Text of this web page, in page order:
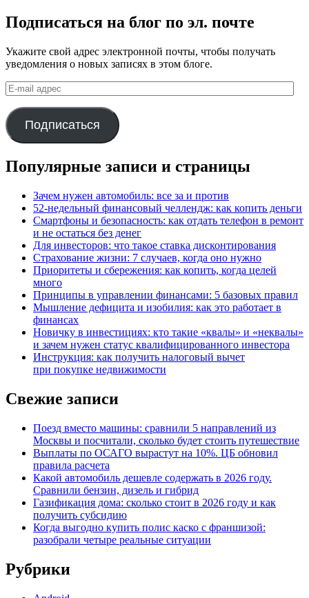
Подписаться на блог по эл. почте
Укажите свой адрес электронной почты, чтобы получать
уведомления о новых записях в этом блоге.
E-
mail
адрес
Подписаться
Популярные записи и страницы
Зачем нужен автомобиль: все за и против
52-недельный финансовый челлендж: как копить деньги
Смартфоны и безопасность: как отдать телефон в ремонт
и не остаться без денег
Для инвесторов: что такое ставка дисконтирования
Страхование жизни: 7 случаев, когда оно нужно
Приоритеты и сбережения: как копить, когда целей
много
Принципы в управлении финансами: 5 базовых правил
Мышление дефицита и изобилия: как это работает в
финансах
Новичку в инвестициях: кто такие «квалы» и «неквалы»
и зачем нужен статус квалифицированного инвестора
Инструкция: как получить налоговый вычет
при покупке недвижимости
Свежие записи
Поезд вместо машины: сравнили 5 направлений из
Москвы и посчитали, сколько будет стоить путешествие
Выплаты по ОСАГО вырастут на 10%. ЦБ обновил
правила расчета
Какой автомобиль дешевле содержать в 2026 году.
Сравнили бензин, дизель и гибрид
Газификация дома: сколько стоит в 2026 году и как
получить субсидию
Когда выгодно купить полис каско с франшизой:
разобрали четыре реальные ситуации
Рубрики